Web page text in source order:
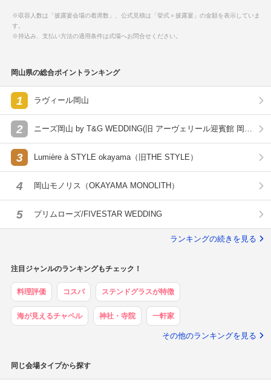
※収容人数は「披露宴会場の着席数」、公式見積は「挙式＋披露宴」の金額を表示していま
す。
※持込み、支払い方法の適用条件は式場へお問合せください。
岡山県の総合ポイントランキング
1 ラヴィール岡山
2
ニーズ岡山 by T&G WEDDING(旧 アーヴェリール迎賓館 岡
3 Lumière à STYLE okayama（旧THE STYLE）
4 岡山モノリス（OKAYAMA MONOLITH）
5 プリムローズ/FIVESTAR WEDDING
ランキングの続きを見る
注目ジャンルのランキングもチェック！
料理評価 コスパ ステンドグラスが特徴
海が見えるチャペル 神社・寺院 一軒家
その他のランキングを見る
同じ会場タイプから探す